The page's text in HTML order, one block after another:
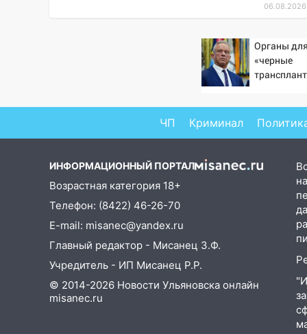
зерновых и зернобобовых
Бросила кирпич в жену
завели дело на агрессивную
15:47
На улице Радищева
сбили курьера: крупная авария
в Ульяновске
15:15 Проводил до квартиры и
ограбил: новый кавалер
женщины оказался
рецидивистом
14:26 В Ульяновске ограничат
движение по улице Ефремова
06.08.2026
Органы
«черные
ЧП Криминал
ИНФОРМАЦИОННЫЙ ПОРТАЛ
Возрастная категория 18+
Телефон: (8422) 46-26-70
E-mail: misanec@yandex.ru
Главный редактор - Мисанец З.Ф.
Учредитель - ИП Мисанец Р.Р.
© 2014-2026 Новости Ульяновска онлайн
misanec.ru